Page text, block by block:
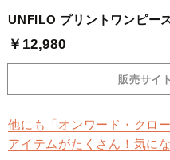
UNFILO プリントワンピー
￥12,980
販売サイ
他にも「オンワード・クロ
アイテムがたくさん！気に